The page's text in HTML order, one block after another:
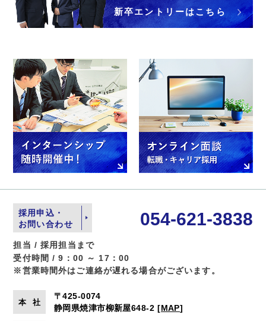
新卒エントリーはこちら
採用申込・
お問い合わせ
054-621-3838
担当 / 採用担当まで
受付時間 / 9：00 ～ 17：00
※営業時間外はご連絡が遅れる場合がございます。
本 社
〒425-0074
静岡県焼津市柳新屋648-2 [MAP]